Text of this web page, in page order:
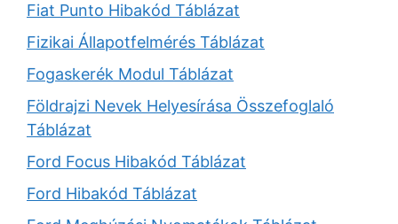
Fiat Punto Hibakód Táblázat
Fizikai Állapotfelmérés Táblázat
Fogaskerék Modul Táblázat
Földrajzi Nevek Helyesírása Összefoglaló
Táblázat
Ford Focus Hibakód Táblázat
Ford Hibakód Táblázat